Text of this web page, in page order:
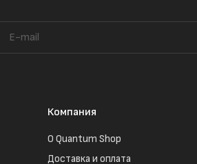
Компания
О Quantum Shop
Доставка и оплата